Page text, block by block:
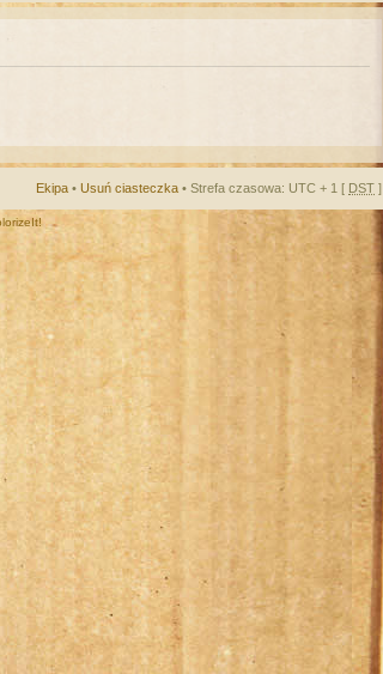
Ekipa • Usuń ciasteczka • Strefa czasowa: UTC + 1 [ DST ]